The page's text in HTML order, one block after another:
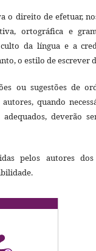
o direito de efetuar,
ortográfica e
da língua e a
o estilo de escrever
ou sugestões de
quando
deverão
pelos autores